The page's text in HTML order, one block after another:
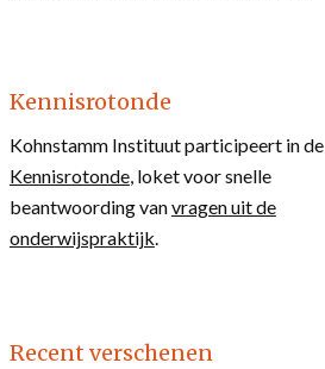
Kennisrotonde
Kohnstamm Instituut participeert in de
Kennisrotonde, loket voor snelle
beantwoording vanvragen uit de
onderwijspraktijk.
Recent verschenen